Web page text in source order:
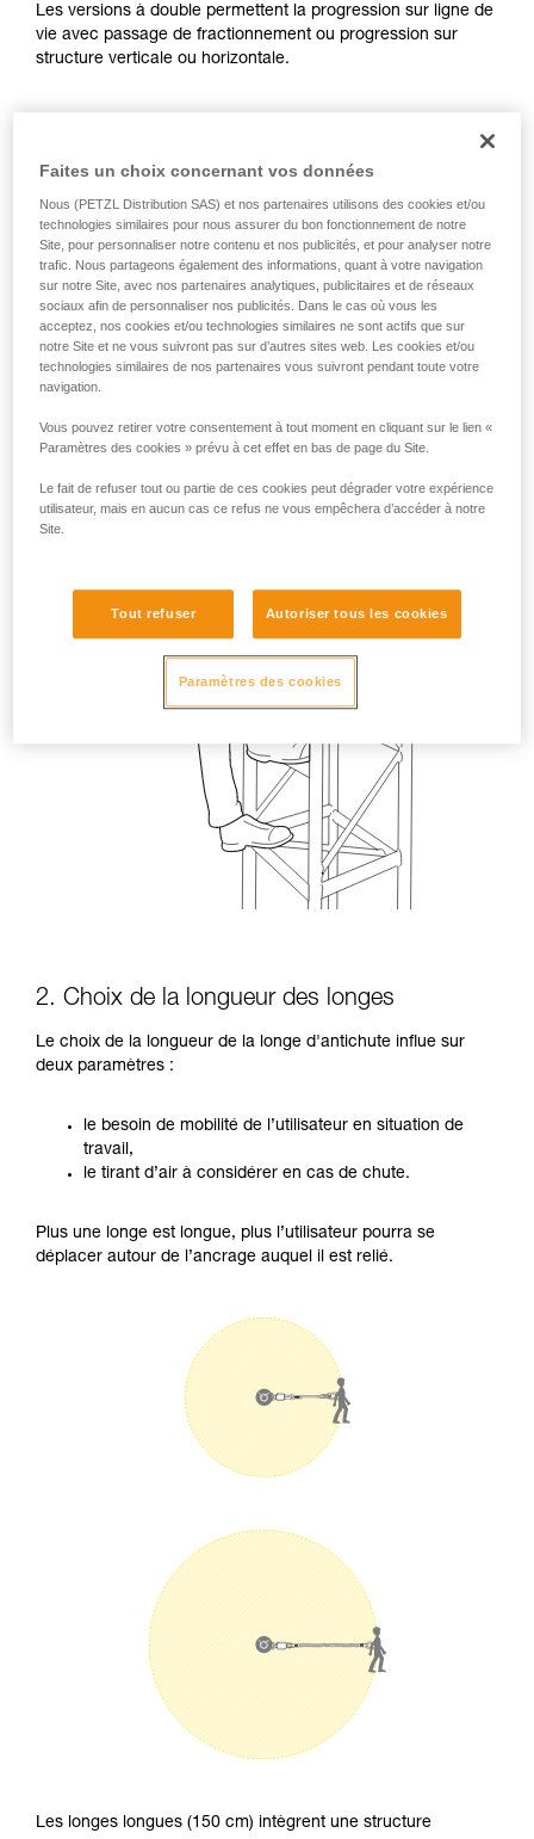
Les versions à double permettent la progression sur ligne de
vie avec passage de fractionnement ou progression sur
structure verticale ou horizontale.
2. Choix de la longueur des longes
Le choix de la longueur de la longe d'antichute influe sur
deux paramètres :
le besoin de mobilité de l’utilisateur en situation de
travail,
le tirant d’air à considérer en cas de chute.
Plus une longe est longue, plus l’utilisateur pourra se
déplacer autour de l’ancrage auquel il est relié.
Les longes longues (150 cm) intègrent une structure
Faites un choix concernant vos données
Nous (PETZL Distribution SAS) et nos partenaires utilisons des cookies et/ou
technologies similaires pour nous assurer du bon fonctionnement de notre
Site, pour personnaliser notre contenu et nos publicités, et pour analyser notre
trafic. Nous partageons également des informations, quant à votre navigation
sur notre Site, avec nos partenaires analytiques, publicitaires et de réseaux
sociaux afin de personnaliser nos publicités. Dans le cas où vous les
acceptez, nos cookies et/ou technologies similaires ne sont actifs que sur
notre Site et ne vous suivront pas sur d’autres sites web. Les cookies et/ou
technologies similaires de nos partenaires vous suivront pendant toute votre
navigation.
Vous pouvez retirer votre consentement à tout moment en cliquant sur le lien «
Paramètres des cookies » prévu à cet effet en bas de page du Site.
Le fait de refuser tout ou partie de ces cookies peut dégrader votre expérience
utilisateur, mais en aucun cas ce refus ne vous empêchera d’accéder à notre
Site.
Tout refuser Autoriser tous les cookies
Paramètres des cookies